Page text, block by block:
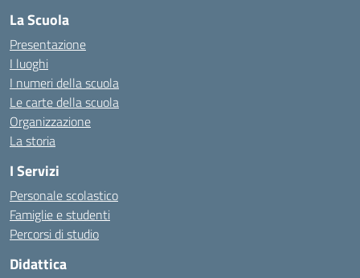
La Scuola
Presentazione
I luoghi
I numeri della scuola
Le carte della scuola
Organizzazione
La storia
I Servizi
Personale scolastico
Famiglie e studenti
Percorsi di studio
Didattica